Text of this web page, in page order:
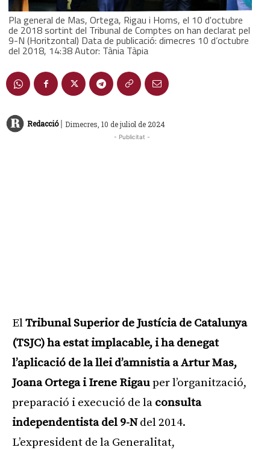
Pla general de Mas, Ortega, Rigau i Homs, el 10 d'octubre
de 2018 sortint del Tribunal de Comptes on han declarat pel
9-N (Horitzontal) Data de publicació: dimecres 10 d’octubre
del 2018, 14:38 Autor: Tània Tàpia
Redacció | Dimecres, 10 de juliol de 2024
- Publicitat -
ElTribunal Superior de Justícia de Catalunya
(TSJC) ha estat implacable, i ha denegat
l’aplicació de la llei d’amnistia a Artur Mas,
Joana Ortega i Irene Rigauper l’organització,
preparació i execució de la consulta
independentista del 9-Ndel 2014.
L’expresident de la Generalitat,